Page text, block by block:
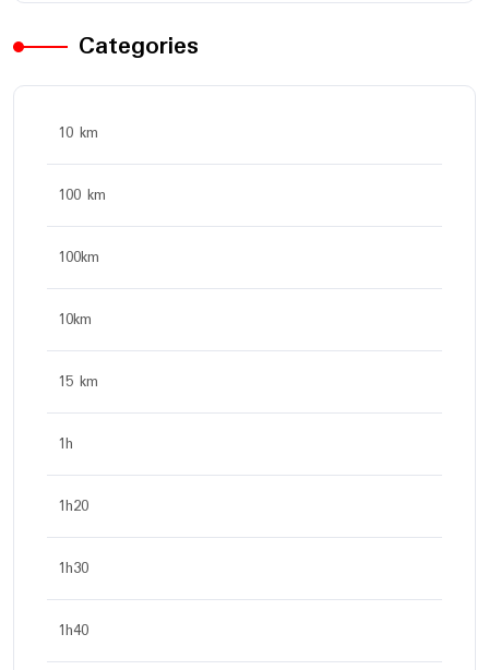
Categories
10 km
100 km
100km
10km
15 km
1h
1h20
1h30
1h40